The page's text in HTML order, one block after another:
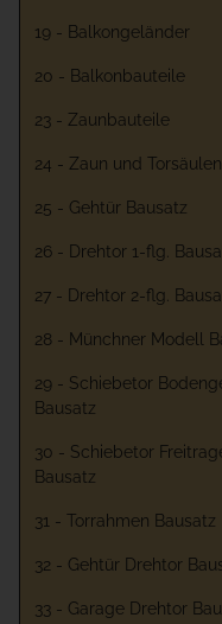
19 - Balkongeländer
20 - Balkonbauteile
23 - Zaunbauteile
24 - Zaun und Torsäulen
25 - Gehtür Bausatz
26 - Drehtor 1-flg.
27 - Drehtor 2-flg.
28 - Münchner Modell
29 - Schiebetor
Bausatz
30 - Schiebetor
Bausatz
31 - Torrahmen Bausatz
32 - Gehtür Drehtor
33 - Garage Drehtor